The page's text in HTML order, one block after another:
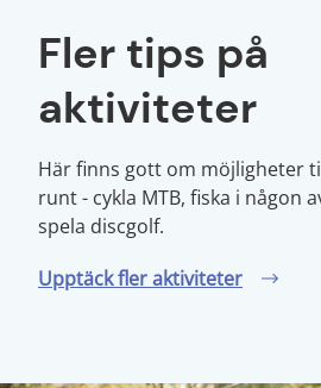
Fler tips på
aktiviteter
Här finns gott om möjligheter
runt - cykla MTB, fiska i någon
spela discgolf.
Upptäck fler aktiviteter